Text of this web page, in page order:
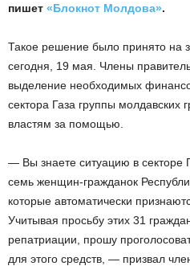
пишет «Блокнот Молдова».
Такое решение было принято на
сегодня, 19 мая. Члены
выделение необходимых
сектора Газа группы молдавских
властям за помощью.
— Вы знаете ситуацию в секторе
семь женщин-гражданок
которые автоматически
Учитывая просьбу этих 31
репатриации, прошу
для этого средств, — призвал